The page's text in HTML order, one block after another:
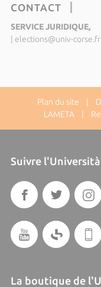
CONTACT
SERVICE JURIDIQUE,
| elections@univ-corse.fr
Plan du site |
LAMETA |
Suivre
La boutique de